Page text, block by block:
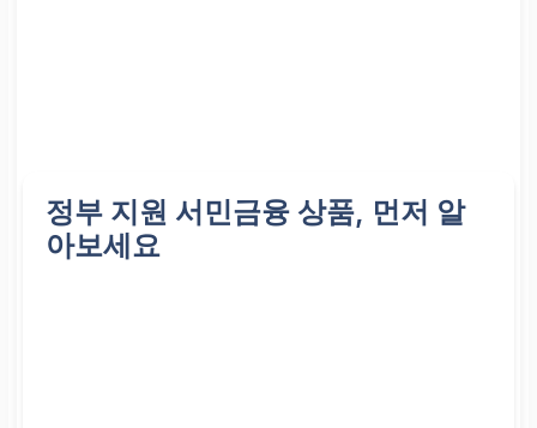
정부 지원 서민금융 상품, 먼저 알
아보세요